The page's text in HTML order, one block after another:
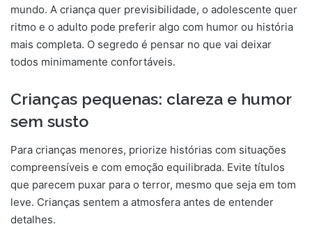
mundo. A criança quer previsibilidade, o adolescente quer
ritmo e o adulto pode preferir algo com humor ou história
mais completa. O segredo é pensar no que vai deixar
todos minimamente confortáveis.
Crianças pequenas: clareza e humor
sem susto
Para crianças menores, priorize histórias com situações
compreensíveis e com emoção equilibrada. Evite títulos
que parecem puxar para o terror, mesmo que seja em tom
leve. Crianças sentem a atmosfera antes de entender
detalhes.